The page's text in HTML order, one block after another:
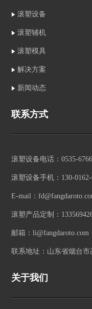
滚塑设备
滚塑辅机
滚塑模具
解决方案
新闻动态
联系方式
滚塑设备电话：0535-
滚塑设备手机：130-
E-mail：
滚塑产品定制：
邮箱：li@fangdaroto.com
联系地址：山东省烟台市
关于我们